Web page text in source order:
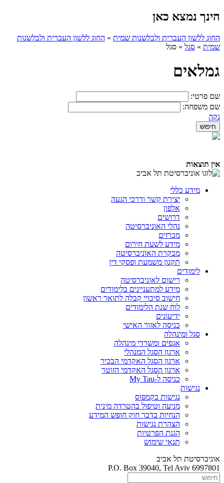
הינך נמצא כאן
החוג ללשון העברית ולבלשנות שמית » החוג ללשון העברית ולבלשנות
שמית » סגל » סגל
גמלאים
שם פרטי:
שם משפחה:
נקה
אין תוצאות
מידע כללי
יצירת קשר ודרכי הגעה
אלפון
דרושים
נהלי האוניברסיטה
מכרזים
מידע לשעת חירום
מבקרת האוניברסיטה
תקנון משמעת ופסקי דין
לימודים
רישום לאוניברסיטה
מידע למתעניינים בלימודים
חישוב סיכויי קבלה לתואר ראשון
לוח שנת הלימודים
ידיעונים
כניסה לאזור האישי
סגל ומינהלה
אגפים ומשרדי מינהלה
ארגון הסגל המנהלי
ארגון הסגל האקדמי הבכיר
ארגון הסגל האקדמי הזוטר
כניסה ל-My Tau
נגישות
נגישות בקמפוס
מניעה וטיפול בהטרדה מינית
הנחיות בדבר חוק חופש המידע
הצהרת נגישות
הגנת הפרטיות
תנאי שימוש
אוניברסיטת תל אביב
P.O. Box 39040, Tel Aviv 6997801